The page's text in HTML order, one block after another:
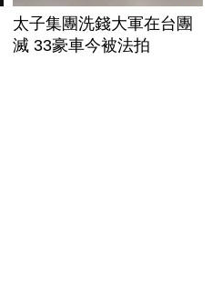
太子集團洗錢大軍在台團
滅 33豪車今被法拍